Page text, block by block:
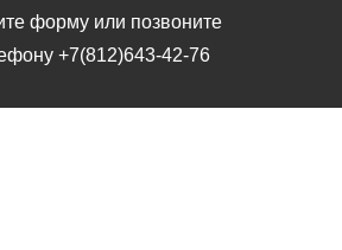
форму или позвоните
+7(812)643-42-76